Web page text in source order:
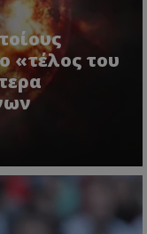
«τέλος του